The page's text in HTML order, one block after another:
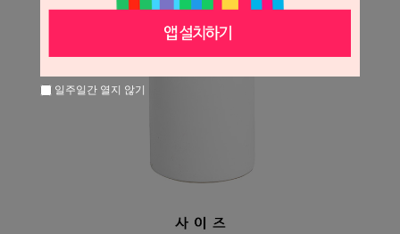
일주일간 열지 않기